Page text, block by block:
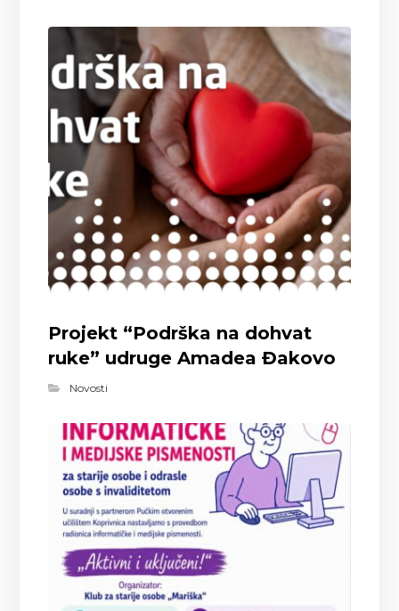
Projekt “Podrška na dohvat
ruke” udruge Amadea Đakovo
Novosti